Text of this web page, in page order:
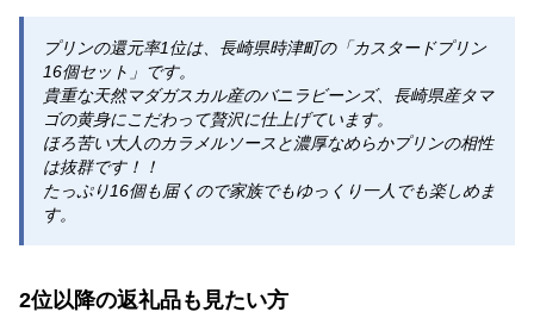
プリンの還元率1位は、長崎県時津町の「カスタードプリン
16個セット」です。
貴重な天然マダガスカル産のバニラビーンズ、長崎県産タマ
ゴの黄身にこだわって贅沢に仕上げています。
ほろ苦い大人のカラメルソースと濃厚なめらかプリンの相性
は抜群です！！
たっぷり16個も届くので家族でもゆっくり一人でも楽しめま
す。
2位以降の返礼品も見たい方